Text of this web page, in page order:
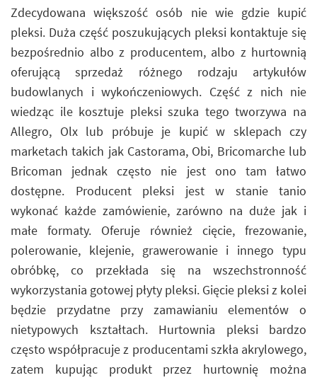
Zdecydowana większość osób nie wie gdzie kupić
pleksi. Duża część poszukujących pleksi kontaktuje się
bezpośrednio albo z producentem, albo z hurtownią
oferującą sprzedaż różnego rodzaju artykułów
budowlanych i wykończeniowych. Część z nich nie
wiedząc ile kosztuje pleksi szuka tego tworzywa na
Allegro, Olx lub próbuje je kupić w sklepach czy
marketach takich jak Castorama, Obi, Bricomarche lub
Bricoman jednak często nie jest ono tam łatwo
dostępne. Producent pleksi jest w stanie tanio
wykonać każde zamówienie, zarówno na duże jak i
małe formaty. Oferuje również cięcie, frezowanie,
polerowanie, klejenie, grawerowanie i innego typu
obróbkę, co przekłada się na wszechstronność
wykorzystania gotowej płyty pleksi. Gięcie pleksi z kolei
będzie przydatne przy zamawianiu elementów o
nietypowych kształtach. Hurtownia pleksi bardzo
często współpracuje z producentami szkła akrylowego,
zatem kupując produkt przez hurtownię można